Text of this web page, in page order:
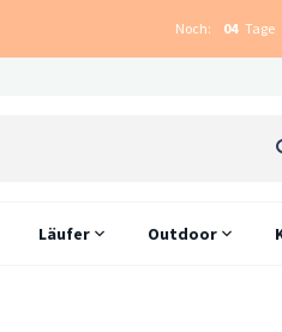
Noch: 04 Tage
Läufer Outdoor